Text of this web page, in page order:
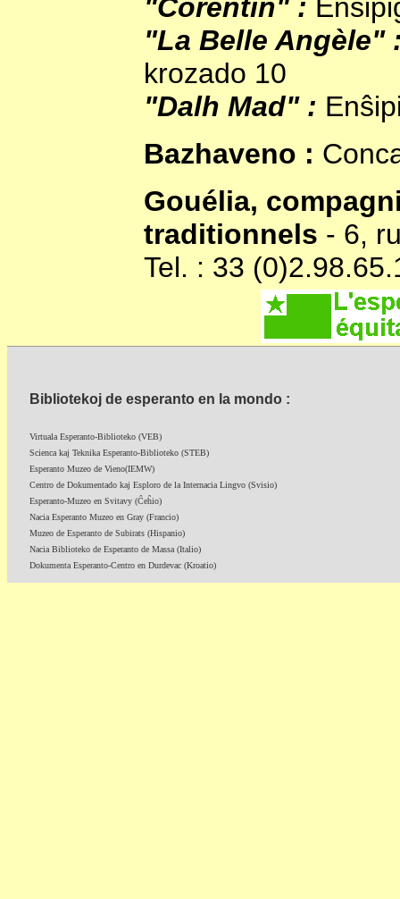
"Corentin" :
"La Belle Angèle"
krozado 10
"Dalh Mad" :
Bazhaveno :
Gouélia,
traditionnels - 6,
Tel. : 33
Bibliotekoj de esperanto en la mondo :
Virtuala Esperanto-Biblioteko (VEB)
Scienca kaj Teknika Esperanto-Biblioteko (STEB)
Esperanto Muzeo de Vieno(IEMW)
Centro de Dokumentado kaj Esploro de la Internacia Lingvo (Svisio)
Esperanto-Muzeo en Svitavy (Ĉeĥio)
Nacia Esperanto Muzeo en Gray (Francio)
Muzeo de Esperanto de Subirats (Hispanio)
Nacia Biblioteko de Esperanto de Massa (Italio)
Dokumenta Esperanto-Centro en Durdevac (Kroatio)